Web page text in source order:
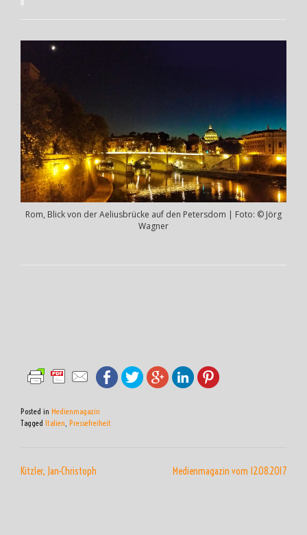
Rom, Blick von der Aeliusbrücke auf den Petersdom | Foto: © Jörg
Wagner
Posted in Medienmagazin
Tagged Italien, Pressefreiheit
Kitzler, Jan-Christoph Medienmagazin vom 12.08.2017